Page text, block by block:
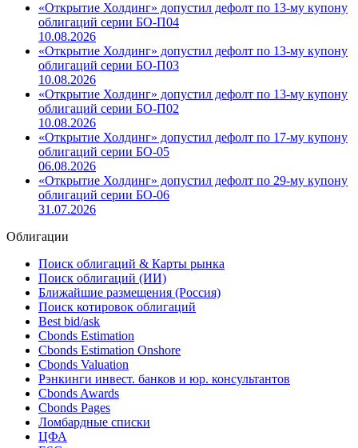
«Открытие Холдинг» допустил дефолт по 13-му купону
облигаций серии БО-П04
10.08.2026
«Открытие Холдинг» допустил дефолт по 13-му купону
облигаций серии БО-П03
10.08.2026
«Открытие Холдинг» допустил дефолт по 13-му купону
облигаций серии БО-П02
10.08.2026
«Открытие Холдинг» допустил дефолт по 17-му купону
облигаций серии БО-05
06.08.2026
«Открытие Холдинг» допустил дефолт по 29-му купону
облигаций серии БО-06
31.07.2026
Облигации
Поиск облигаций & Карты рынка
Поиск облигаций (ИИ)
Ближайшие размещения (Россия)
Поиск котировок облигаций
Best bid/ask
Cbonds Estimation
Cbonds Estimation Onshore
Cbonds Valuation
Рэнкинги инвест. банков и юр. консультантов
Cbonds Awards
Cbonds Pages
Ломбардные списки
ЦФА